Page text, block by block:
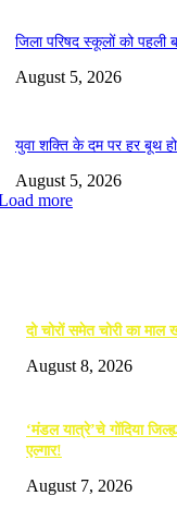
जिला परिषद स्कूलों को पहली
August 5, 2026
युवा शक्ति के दम पर हर बूथ
August 5, 2026
more
दो चोरों समेत चोरी का माल
August 8, 2026
‘मंडल यात्रे’चे गोंदिया
एल्गार!
August 7, 2026